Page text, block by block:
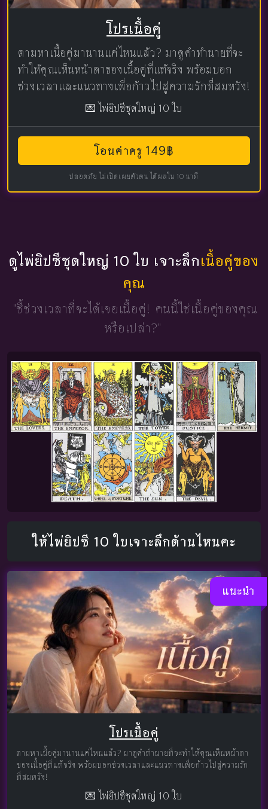
โปรเนื้อคู่
ตามหาเนื้อคู่มานานแค่ไหนแล้ว? มาดูคำทำนายที่จะ
ทำให้คุณเห็นหน้าตาของเนื้อคู่ที่แท้จริง พร้อมบอก
ช่วงเวลาและแนวทางเพื่อก้าวไปสู่ความรักที่สมหวัง!
💌 ไพ่ยิปซีชุดใหญ่ 10 ใบ
โอนค่าครู 149฿
ปลอดภัย ไม่เปิดเผยตัวตน ได้ผลใน 10 นาที
ดูไพ่ยิปซีชุดใหญ่ 10 ใบ เจาะลึกเนื้อคู่ของ
คุณ
"ชี้ช่วงเวลาที่จะได้เจอเนื้อคู่! คนนี้ใช่เนื้อคู่ของคุณ
หรือเปล่า?"
ให้ไพ่ยิปซี 10 ใบเจาะลึกด้านไหนคะ
แนะนำ
โปรเนื้อคู่
ตามหาเนื้อคู่มานานแค่ไหนแล้ว? มาดูคำทำนายที่จะทำให้คุณเห็นหน้าตา
ของเนื้อคู่ที่แท้จริง พร้อมบอกช่วงเวลาและแนวทางเพื่อก้าวไปสู่ความรัก
ที่สมหวัง!
💌 ไพ่ยิปซีชุดใหญ่ 10 ใบ